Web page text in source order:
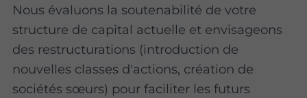
Nous évaluons la soutenabilité de votre
structure de capital actuelle et envisageons
des restructurations (introduction de
nouvelles classes d'actions, création de
sociétés sœurs) pour faciliter les futurs